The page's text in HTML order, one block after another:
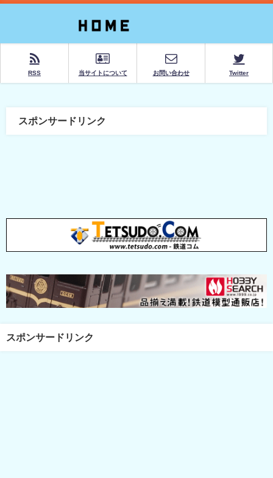
RSS 当サイトについて お問い合わせ Twitter
スポンサードリンク
スポンサードリンク